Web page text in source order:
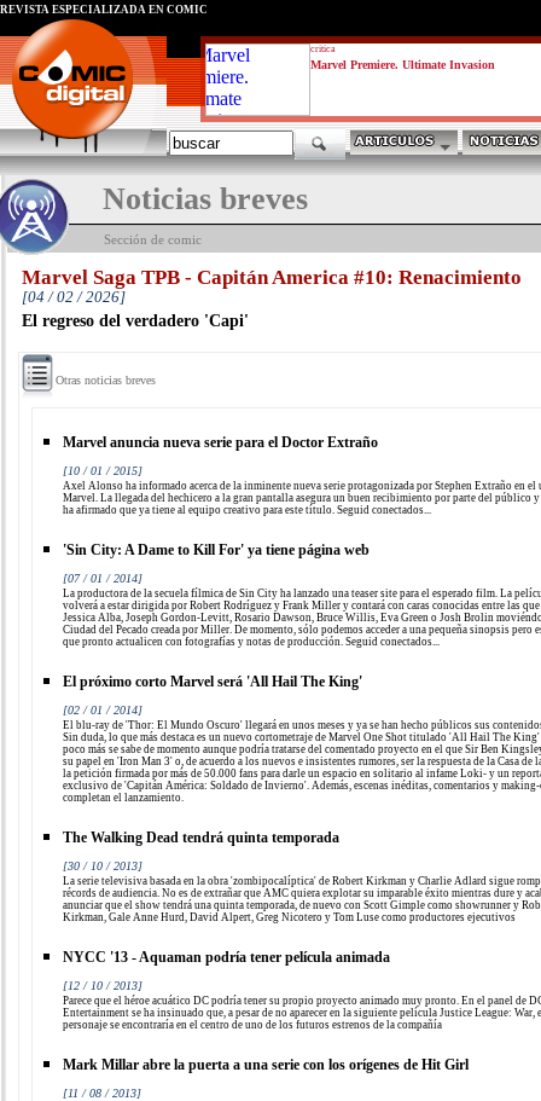
critica
Marvel Premiere. Ultimate Invasion
REVISTA ESPECIALIZADA EN CÓMIC
Noticias breves
Sección de comic
Marvel Saga TPB - Capitán America #10: Renacimiento
[04 / 02 / 2026]
El regreso del verdadero 'Capi'
Otras noticias breves
Marvel anuncia nueva serie para el Doctor Extraño
[10 / 01 / 2015]
Axel Alonso ha informado acerca de la inminente nueva serie protagonizada por Stephen Extraño en el
Marvel. La llegada del hechicero a la gran pantalla asegura un buen recibimiento por parte del público
ha afirmado que ya tiene al equipo creativo para este título. Seguid conectados...
'Sin City: A Dame to Kill For' ya tiene página web
[07 / 01 / 2014]
La productora de la secuela fílmica de Sin City ha lanzado una teaser site para el esperado film. La
volverá a estar dirigida por Robert Rodríguez y Frank Miller y contará con caras conocidas entre las que
Jessica Alba, Joseph Gordon-Levitt, Rosario Dawson, Bruce Willis, Eva Green o Josh Brolin
Ciudad del Pecado creada por Miller. De momento, sólo podemos acceder a una pequeña sinopsis pero
que pronto actualicen con fotografías y notas de producción. Seguid conectados...
El próximo corto Marvel será 'All Hail The King'
[02 / 01 / 2014]
El blu-ray de 'Thor: El Mundo Oscuro' llegará en unos meses y ya se han hecho públicos sus
Sin duda, lo que más destaca es un nuevo cortometraje de Marvel One Shot titulado 'All Hail The
poco más se sabe de momento aunque podría tratarse del comentado proyecto en el que Sir Ben
su papel en 'Iron Man 3' o, de acuerdo a los nuevos e insistentes rumores, ser la respuesta de la Casa de
la petición firmada por más de 50.000 fans para darle un espacio en solitario al infame Loki- y un
exclusivo de 'Capitán América: Soldado de Invierno'. Además, escenas inéditas, comentarios y
completan el lanzamiento.
The Walking Dead tendrá quinta temporada
[30 / 10 / 2013]
La serie televisiva basada en la obra 'zombipocalíptica' de Robert Kirkman y Charlie Adlard sigue
récords de audiencia. No es de extrañar que AMC quiera explotar su imparable éxito mientras dure y
anunciar que el show tendrá una quinta temporada, de nuevo con Scott Gimple como showrunner y
Kirkman, Gale Anne Hurd, David Alpert, Greg Nicotero y Tom Luse como productores ejecutivos
NYCC '13 - Aquaman podría tener película animada
[12 / 10 / 2013]
Parece que el héroe acuático DC podría tener su propio proyecto animado muy pronto. En el panel de
Entertainment se ha insinuado que, a pesar de no aparecer en la siguiente película Justice League: War,
personaje se encontraría en el centro de uno de los futuros estrenos de la compañía
Mark Millar abre la puerta a una serie con los orígenes de Hit Girl
[11 / 08 / 2013]